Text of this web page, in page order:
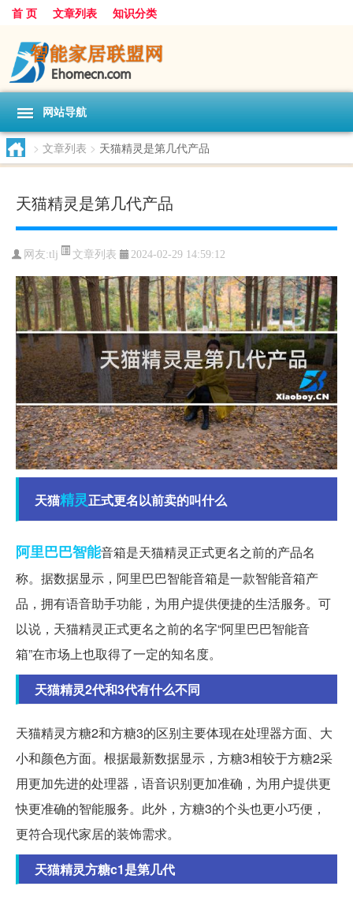
首 页 文章列表 知识分类
网站导航
> 文章列表 > 天猫精灵是第几代产品
天猫精灵是第几代产品
网友:tlj 文章列表 2024-02-29 14:59:12
天猫精灵正式更名以前卖的叫什么
阿里巴巴智能音箱是天猫精灵正式更名之前的产品名
称。据数据显示，阿里巴巴智能音箱是一款智能音箱产
品，拥有语音助手功能，为用户提供便捷的生活服务。可
以说，天猫精灵正式更名之前的名字“阿里巴巴智能音
箱”在市场上也取得了一定的知名度。
天猫精灵2代和3代有什么不同
天猫精灵方糖2和方糖3的区别主要体现在处理器方面、大
小和颜色方面。根据最新数据显示，方糖3相较于方糖2采
用更加先进的处理器，语音识别更加准确，为用户提供更
快更准确的智能服务。此外，方糖3的个头也更小巧便，
更符合现代家居的装饰需求。
天猫精灵方糖c1是第几代